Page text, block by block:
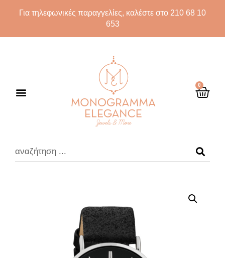
Για τηλεφωνικές παραγγελίες, καλέστε στο 210 68 10
653
0